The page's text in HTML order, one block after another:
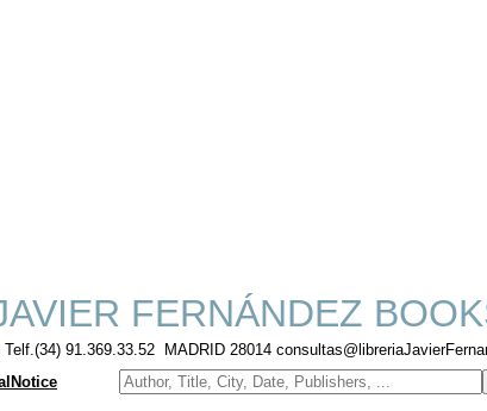
FERNÁNDEZ
91.369.33.52 MADRID 28014